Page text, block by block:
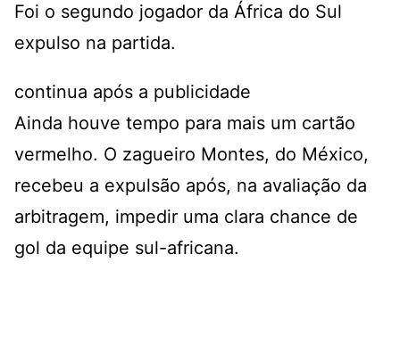
Foi o segundo jogador da África do Sul
expulso na partida.
continua após a publicidade
Ainda houve tempo para mais um cartão
vermelho. O zagueiro Montes, do México,
recebeu a expulsão após, na avaliação da
arbitragem, impedir uma clara chance de
gol da equipe sul-africana.